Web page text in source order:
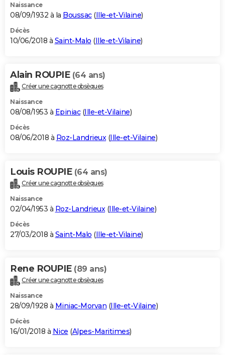
Naissance
08/09/1932 à la Boussac(Ille-et-Vilaine)
Décès
10/06/2018 à Saint-Malo (Ille-et-Vilaine)
Alain ROUPIE (64 ans)
Créer une cagnotte obsèques
Naissance
08/08/1953 à Epiniac(Ille-et-Vilaine)
Décès
08/06/2018 à Roz-Landrieux(Ille-et-Vilaine)
Louis ROUPIE (64 ans)
Créer une cagnotte obsèques
Naissance
02/04/1953 à Roz-Landrieux(Ille-et-Vilaine)
Décès
27/03/2018 à Saint-Malo (Ille-et-Vilaine)
Rene ROUPIE (89 ans)
Créer une cagnotte obsèques
Naissance
28/09/1928 à Miniac-Morvan (Ille-et-Vilaine)
Décès
16/01/2018 à Nice (Alpes-Maritimes)